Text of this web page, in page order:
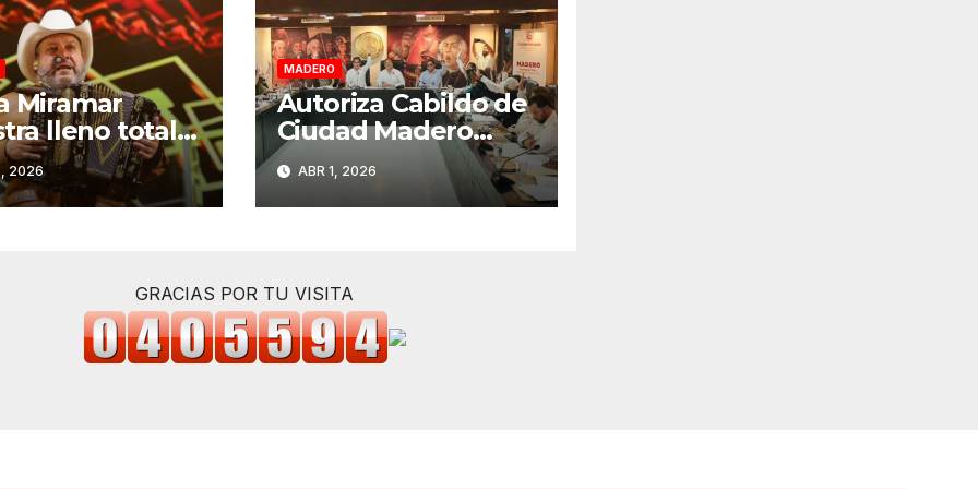
Miramar
lleno total
Pesado
Santa
2026
MADERO
Autoriza Cabildo de
Ciudad Madero
convenio con el
Estado para
fortalecer el cobro
ABR 1, 2026
GRACIAS POR TU VISITA